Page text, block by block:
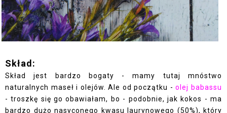
Skład:
Skład jest bardzo bogaty - mamy tutaj mnóstwo
naturalnych maseł i olejów. Ale od początku -olej babassu
- troszkę się go obawiałam, bo - podobnie, jak kokos - ma
bardzo dużo nasyconego kwasu laurynowego (50%), który